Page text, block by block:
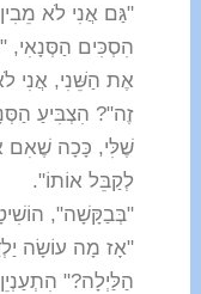
"גַּם אֲנִי לֹא
הִסְכִּים הַסְּנָאִי,
אֶת הַשֵּׁנִי, אֲנִי
זֶה"? הִצְבִּיעַ
שֶׁלִּי, כָּכָה שֶׁאִם
לְקַבֵּל אוֹתוֹ".
"בְּבַקָּשָׁה",
"אָז מָה עוֹשָׂה
הַלַּיְלָה?"